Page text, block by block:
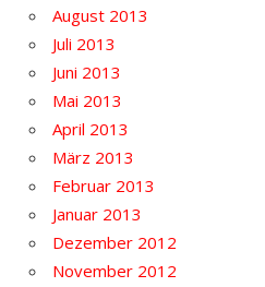
August 2013
Juli 2013
Juni 2013
Mai 2013
April 2013
März 2013
Februar 2013
Januar 2013
Dezember 2012
November 2012